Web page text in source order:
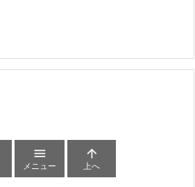

メニュー

上へ